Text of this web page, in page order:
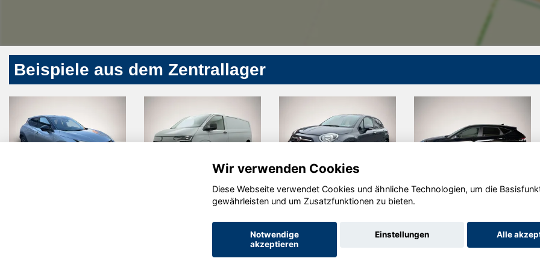
Beispiele aus dem Zentrallager
Volkswagen Fiat 500X Hyundai
Wir verwenden Cookies
Diese Webseite verwendet Cookies und ähnliche Technologien, um die
gewährleisten und um Zusatzfunktionen zu bieten.
Notwendige
akzeptieren
Einstellungen Alle